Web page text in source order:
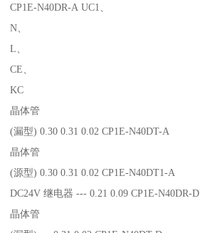
CP1E-N40DR-A UC1、
N、
L、
CE、
KC
晶体管
(漏型) 0.30 0.31 0.02 CP1E-N40DT-A
晶体管
(源型) 0.30 0.31 0.02 CP1E-N40DT1-A
DC24V 继电器 --- 0.21 0.09 CP1E-N40DR-D
晶体管